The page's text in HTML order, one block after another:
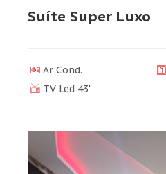
Suíte Super Luxo
Ar Cond.
TV Led 43'